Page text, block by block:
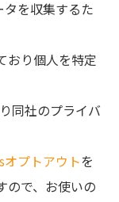
を収集するた
おり個人を特定
同社のプライバ
プトアウトを
ので、お使いの